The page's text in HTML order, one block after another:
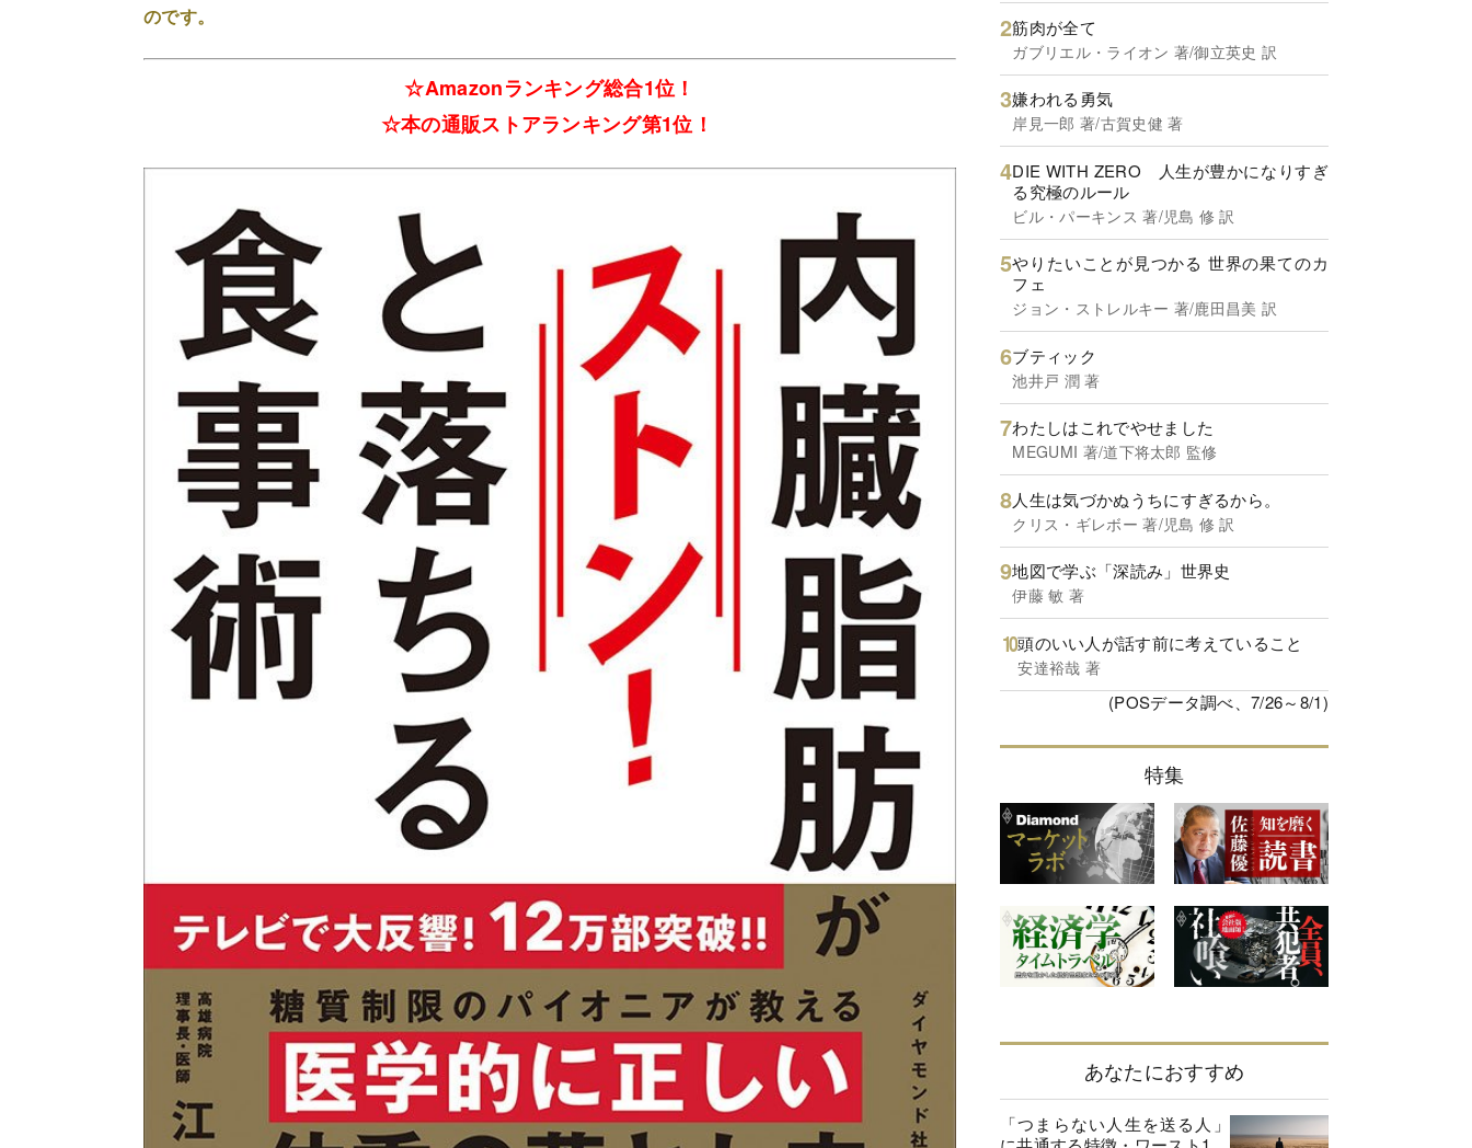
のです。
☆Amazonランキング総合1位！
☆本の通販ストアランキング第1位！
筋肉が全て
ガブリエル・ライオン 著/御立英史 訳
嫌われる勇気
岸見一郎 著/古賀史健 著
DIE WITH ZERO 人生が豊かになりすぎ
る究極のルール
ビル・パーキンス 著/児島 修 訳
やりたいことが見つかる 世界の果てのカ
フェ
ジョン・ストレルキー 著/鹿田昌美 訳
ブティック
池井戸 潤 著
わたしはこれでやせました
MEGUMI 著/道下将太郎 監修
人生は気づかぬうちにすぎるから。
クリス・ギレボー 著/児島 修 訳
地図で学ぶ「深読み」世界史
伊藤 敏 著
頭のいい人が話す前に考えていること
安達裕哉 著
(POSデータ調べ、7/26～8/1)
特集
あなたにおすすめ
「つまらない人生を送る人」